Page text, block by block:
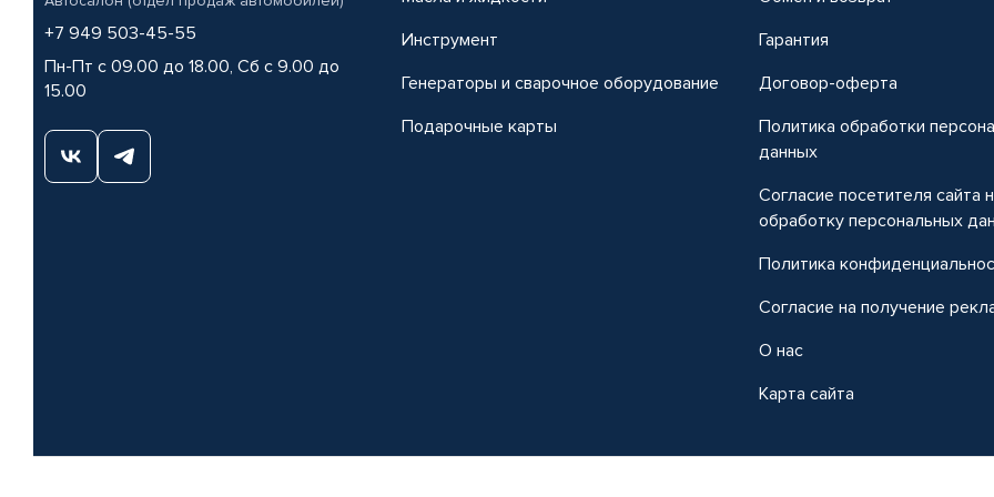
+7 949 503-45-55
Пн-Пт с 09.00 до 18.00, Сб с 9.00 до
15.00
Инструмент
Генераторы и сварочное оборудование
Подарочные карты
Гарантия
Договор-оферта
Политика обработки
данных
Согласие посетителя сайта
обработку персональных
Политика
Согласие на получение
О нас
Карта сайта